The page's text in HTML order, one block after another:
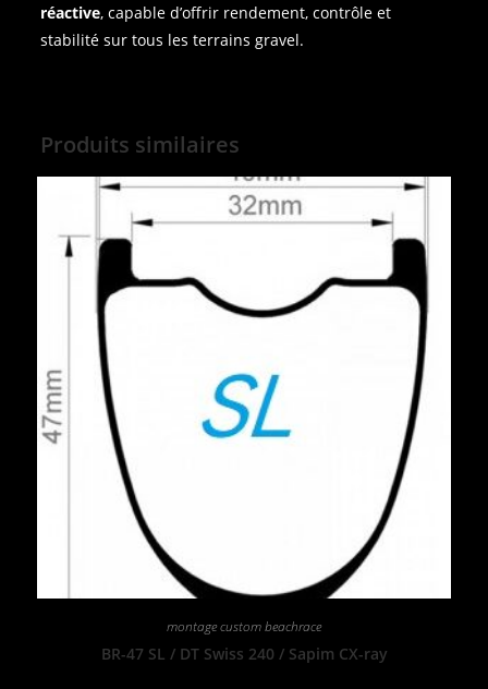
réactive, capable d’offrir rendement, contrôle et
stabilité sur tous les terrains gravel.
Produits similaires
montage custom beachrace
BR-47 SL / DT Swiss 240 / Sapim CX-ray